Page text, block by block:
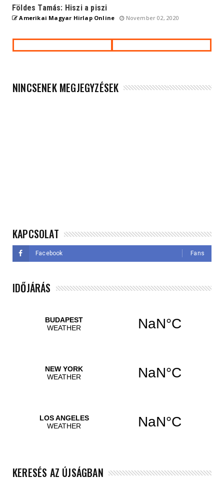
Földes Tamás: Hiszi a piszi
Amerikai Magyar Hirlap Online November 02, 2020
NINCSENEK MEGJEGYZÉSEK
KAPCSOLAT
Facebook Fans
IDŐJÁRÁS
KERESÉS AZ ÚJSÁGBAN